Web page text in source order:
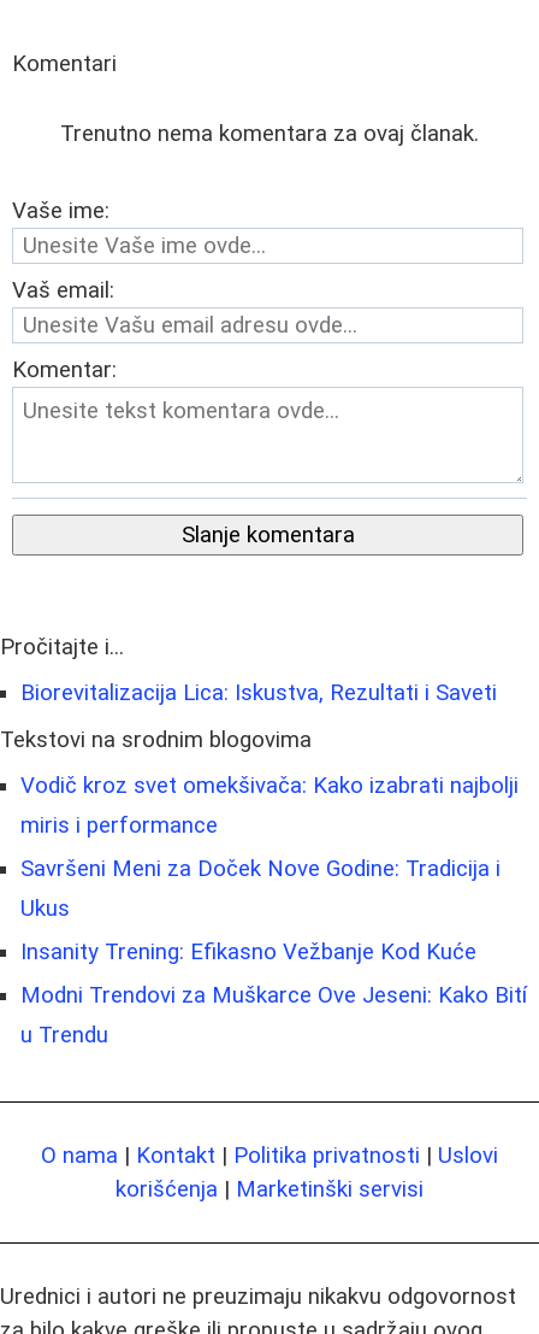
Komentari
Trenutno nema komentara za ovaj članak.
Vaše ime:
Vaš email:
Komentar:
Slanje komentara
Pročitajte i...
Biorevitalizacija Lica: Iskustva, Rezultati i Saveti
Tekstovi na srodnim blogovima
Vodič kroz svet omekšivača: Kako izabrati najbolji
miris i performance
Savršeni Meni za Doček Nove Godine: Tradicija i
Ukus
Insanity Trening: Efikasno Vežbanje Kod Kuće
Modni Trendovi za Muškarce Ove Jeseni: Kako Bití
u Trendu
O nama | Kontakt | Politika privatnosti | Uslovi
korišćenja | Marketinški servisi
Urednici i autori ne preuzimaju nikakvu odgovornost